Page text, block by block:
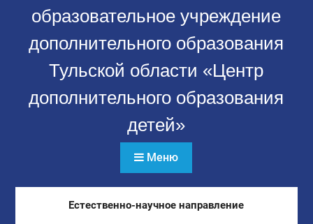
образовательное учреждение
дополнительного образования
Тульской области «Центр
дополнительного образования
детей»
Меню
Естественно-научное направление